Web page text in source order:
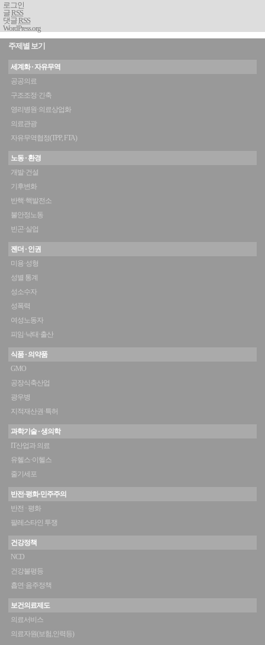
로그인
글RSS
댓글RSS
WordPress.org
주제별 보기
세계화 · 자유무역
공공의료
구조조정·긴축
영리병원·의료상업화
의료관광
자유무역협정(TPP, FTA)
노동 · 환경
개발·건설
기후변화
반핵·핵발전소
불안정노동
빈곤·실업
젠더 · 인권
미용·성형
성별 통계
성소수자
성폭력
여성노동자
피임·낙태·출산
식품 · 의약품
GMO
공장식축산업
광우병
지적재산권·특허
과학기술 · 생의학
IT산업과 의료
유헬스·이헬스
줄기세포
반전·평화·민주주의
반전 · 평화
팔레스타인 투쟁
건강정책
NCD
건강불평등
흡연·음주정책
보건의료제도
의료서비스
의료자원(보험,인력등)